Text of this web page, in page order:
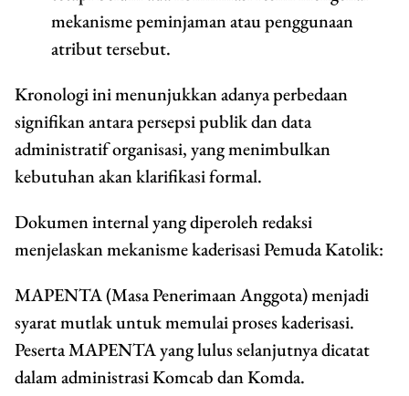
mekanisme peminjaman atau penggunaan
atribut tersebut.
Kronologi ini menunjukkan adanya perbedaan
signifikan antara persepsi publik dan data
administratif organisasi, yang menimbulkan
kebutuhan akan klarifikasi formal.
Dokumen internal yang diperoleh redaksi
menjelaskan mekanisme kaderisasi Pemuda Katolik:
MAPENTA (Masa Penerimaan Anggota) menjadi
syarat mutlak untuk memulai proses kaderisasi.
Peserta MAPENTA yang lulus selanjutnya dicatat
dalam administrasi Komcab dan Komda.